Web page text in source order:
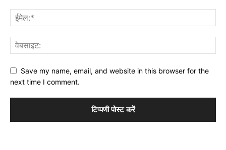
Save my name, email, and website in this browser for the
next time I comment.